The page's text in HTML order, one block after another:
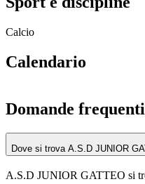
Calcio
Calendario
Domande frequenti
Dove si trova A.S.D JUNIOR
A.S.D JUNIOR GATTEO si